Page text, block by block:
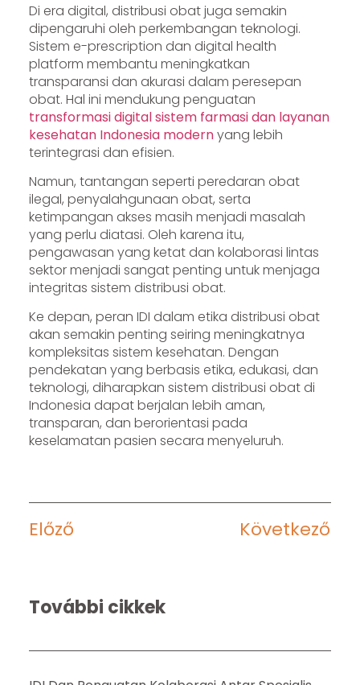
Di era digital, distribusi obat juga semakin
dipengaruhi oleh perkembangan teknologi.
Sistem e-prescription dan digital health
platform membantu meningkatkan
transparansi dan akurasi dalam peresepan
obat. Hal ini mendukung penguatan
transformasi digital sistem farmasi dan layanan
kesehatan Indonesia modernyang lebih
terintegrasi dan efisien.
Namun, tantangan seperti peredaran obat
ilegal, penyalahgunaan obat, serta
ketimpangan akses masih menjadi masalah
yang perlu diatasi. Oleh karena itu,
pengawasan yang ketat dan kolaborasi lintas
sektor menjadi sangat penting untuk menjaga
integritas sistem distribusi obat.
Ke depan, peran IDI dalam etika distribusi obat
akan semakin penting seiring meningkatnya
kompleksitas sistem kesehatan. Dengan
pendekatan yang berbasis etika, edukasi, dan
teknologi, diharapkan sistem distribusi obat di
Indonesia dapat berjalan lebih aman,
transparan, dan berorientasi pada
keselamatan pasien secara menyeluruh.
Előző Következő
További cikkek